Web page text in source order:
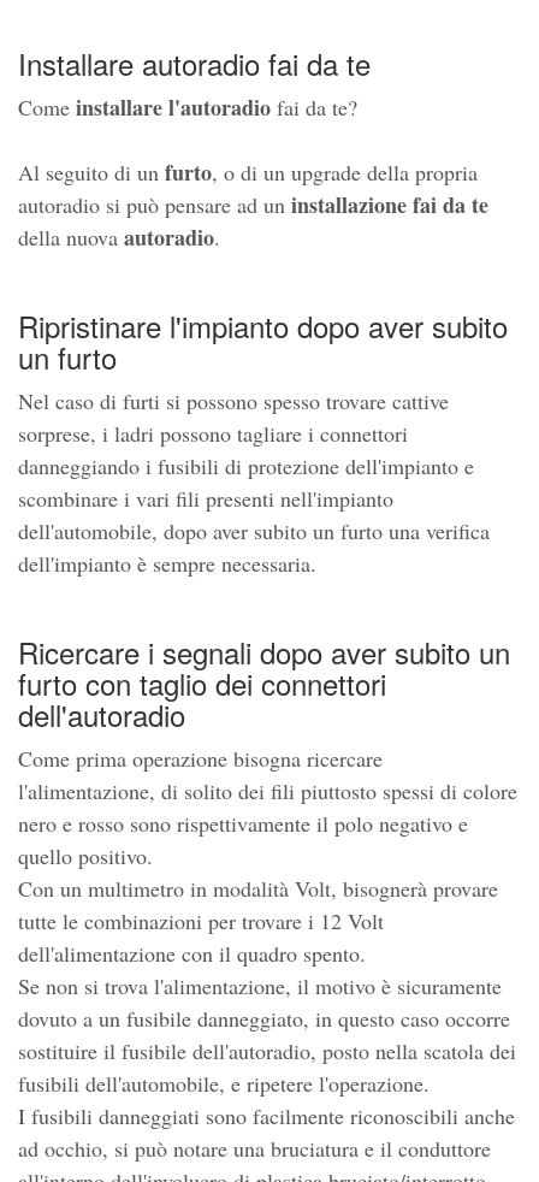
Installare autoradio fai da te
Come installare l'autoradio fai da te?
Al seguito di un furto, o di un upgrade della propria
autoradio si può pensare ad un installazione fai da te
della nuova autoradio.
Ripristinare l'impianto dopo aver subito
un furto
Nel caso di furti si possono spesso trovare cattive
sorprese, i ladri possono tagliare i connettori
danneggiando i fusibili di protezione dell'impianto e
scombinare i vari fili presenti nell'impianto
dell'automobile, dopo aver subito un furto una verifica
dell'impianto è sempre necessaria.
Ricercare i segnali dopo aver subito un
furto con taglio dei connettori
dell'autoradio
Come prima operazione bisogna ricercare
l'alimentazione, di solito dei fili piuttosto spessi di colore
nero e rosso sono rispettivamente il polo negativo e
quello positivo.
Con un multimetro in modalità Volt, bisognerà provare
tutte le combinazioni per trovare i 12 Volt
dell'alimentazione con il quadro spento.
Se non si trova l'alimentazione, il motivo è sicuramente
dovuto a un fusibile danneggiato, in questo caso occorre
sostituire il fusibile dell'autoradio, posto nella scatola dei
fusibili dell'automobile, e ripetere l'operazione.
I fusibili danneggiati sono facilmente riconoscibili anche
ad occhio, si può notare una bruciatura e il conduttore